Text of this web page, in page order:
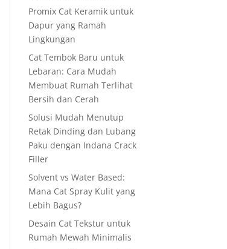
Promix Cat Keramik untuk
Dapur yang Ramah
Lingkungan
Cat Tembok Baru untuk
Lebaran: Cara Mudah
Membuat Rumah Terlihat
Bersih dan Cerah
Solusi Mudah Menutup
Retak Dinding dan Lubang
Paku dengan Indana Crack
Filler
Solvent vs Water Based:
Mana Cat Spray Kulit yang
Lebih Bagus?
Desain Cat Tekstur untuk
Rumah Mewah Minimalis